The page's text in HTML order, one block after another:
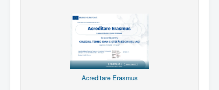
Acreditare Erasmus